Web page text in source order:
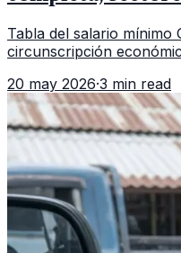
Tabla del salario mínimo
circunscripción
20 may 2026·3 min read